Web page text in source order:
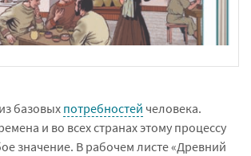
базовых потребностей человека.
и во всех странах этому процессу
значение. В рабочем листе «Древний